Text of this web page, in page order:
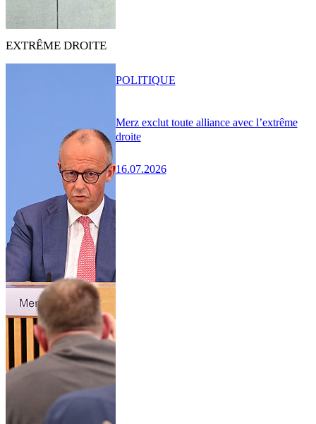
EXTRÊME DROITE
Merz exclut toute alliance avec l’extrême
droite
16.07.2026
POLITIQUE